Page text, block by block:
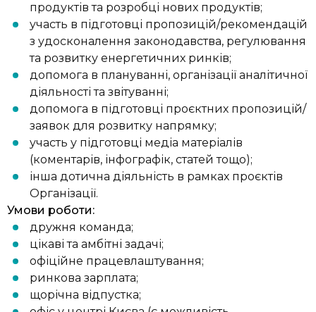
продуктів та розробці нових продуктів;
участь в підготовці пропозицій/рекомендацій
з удосконалення законодавства, регулювання
та розвитку енергетичних ринків;
допомога в плануванні, організації аналітичної
діяльності та звітуванні;
допомога в підготовці проєктних пропозицій/
заявок для розвитку напрямку;
участь у підготовці медіа матеріалів
(коментарів, інфографік, статей тощо);
інша дотична діяльність в рамках проєктів
Організації.
Умови роботи:
дружня команда;
цікаві та амбітні задачі;
офіційне працевлаштування;
ринкова зарплата;
щорічна відпустка;